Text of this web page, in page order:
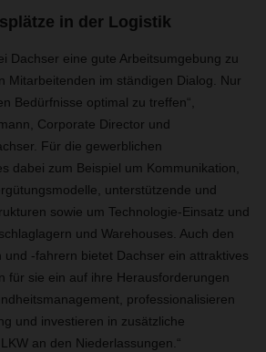
in der Logistik
Dachser eine gute Arbeitsumgebung zu
Mitarbeitenden im ständigen Dialog. Nur
Bedürfnisse optimal zu treffen“,
Corporate Director und
Für die gewerblichen
dabei zum Beispiel um Kommunikation,
unterstützende und
sowie um Technologie-Einsatz und
und Warehouses. Auch den
und -fahrern bietet Dachser ein attraktives
für sie ein auf ihre Herausforderungen
professionalisieren
und investieren in zusätzliche
an den Niederlassungen.“